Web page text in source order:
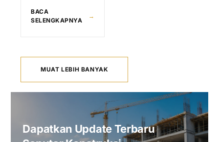
BACA
SELENGKAPNYA
→
MUAT LEBIH BANYAK
Dapatkan Update Terbaru